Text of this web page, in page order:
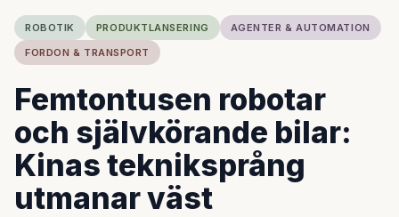
ROBOTIK PRODUKTLANSERING
AGENTER & AUTOMATION
FORDON & TRANSPORT
Femtontusen robotar
och självkörande bilar:
Kinas tekniksprång
utmanar väst